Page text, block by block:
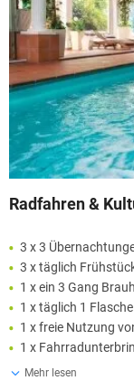
Radfahren &
3 x 3
3 x täglich
1 x ein 3 Gang
1 x täglich 1
1 x freie Nutzung
1 x
Mehr lesen